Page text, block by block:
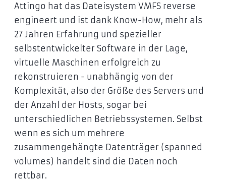
Attingo hat das Dateisystem VMFS reverse
engineert und ist dank Know-How, mehr als
27 Jahren Erfahrung und spezieller
selbstentwickelter Software in der Lage,
virtuelle Maschinen erfolgreich zu
rekonstruieren - unabhängig von der
Komplexität, also der Größe des Servers und
der Anzahl der Hosts, sogar bei
unterschiedlichen Betriebssystemen. Selbst
wenn es sich um mehrere
zusammengehängte Datenträger (spanned
volumes) handelt sind die Daten noch
rettbar.